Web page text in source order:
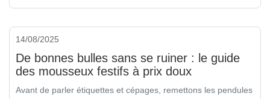
14/08/2025
De bonnes bulles sans se ruiner : le guide
des mousseux festifs à prix doux
Avant de parler étiquettes et cépages, remettons les pendules